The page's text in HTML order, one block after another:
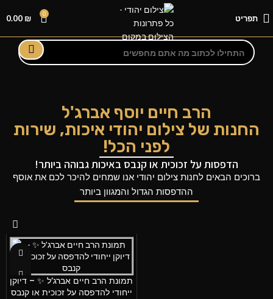
תפריט 0
0.00 ₪
הרב חיים יוסף אברג'ל
החנות של צילום יהודי איכות, שירות
לפני הכל!
הדפסות על זכוכית או קנבס באיכות גבוהה ביותר!
ברוכים הבאים לחנות צילום יהודי אנו שמחים להיכר לכם את אוסף
ההדפסות הגדול והמגוון ביותר
תמונת הרב חיים אברג’ל ✨ – דיוקן
ייחודי להדפסה על זכוכית או קנבס